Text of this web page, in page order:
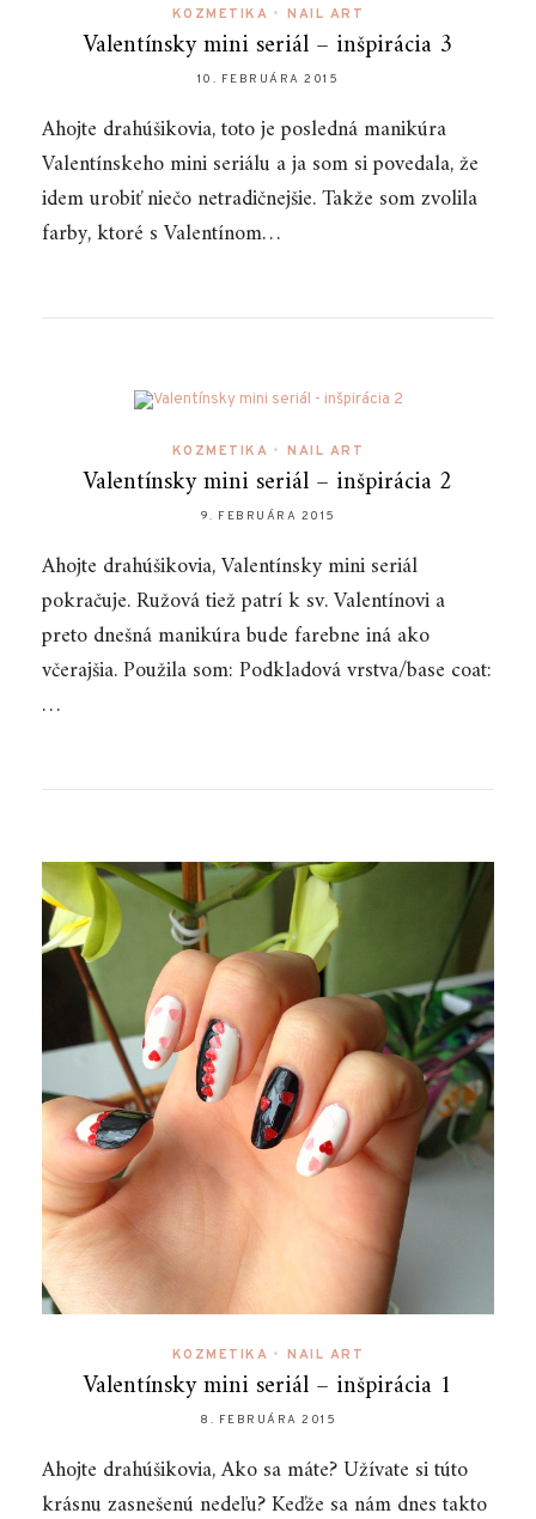
KOZMETIKA • NAIL ART
Valentínsky mini seriál – inšpirácia 3
10. FEBRUÁRA 2015
Ahojte drahúšikovia, toto je posledná manikúra
Valentínskeho mini seriálu a ja som si povedala, že
idem urobiť niečo netradičnejšie. Takže som zvolila
farby, ktoré s Valentínom…
KOZMETIKA • NAIL ART
Valentínsky mini seriál – inšpirácia 2
9. FEBRUÁRA 2015
Ahojte drahúšikovia, Valentínsky mini seriál
pokračuje. Ružová tiež patrí k sv. Valentínovi a
preto dnešná manikúra bude farebne iná ako
včerajšia. Použila som: Podkladová vrstva/base coat:
…
KOZMETIKA • NAIL ART
Valentínsky mini seriál – inšpirácia 1
8. FEBRUÁRA 2015
Ahojte drahúšikovia, Ako sa máte? Užívate si túto
krásnu zasnešenú nedeľu? Keďže sa nám dnes takto